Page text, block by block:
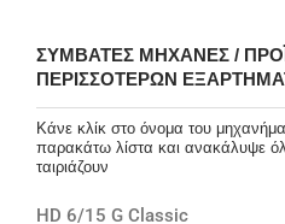
ΣΥΜΒΑΤΈΣ ΜΗΧΑΝΈΣ /
ΠΕΡΙΣΣΌΤΕΡΩΝ
Κάνε κλίκ στο όνομα του
παρακάτω λίστα και ανακάλυψε
ταιριάζουν
HD 6/15 G Classic